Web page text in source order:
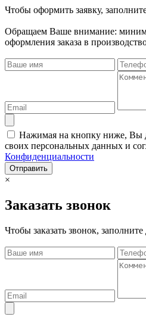
Чтобы оформить заявку,
Обращаем Ваше внимание:
оформления заказа в
Нажимая на кнопку ниже, Вы
своих персональных данных и
Конфиденциальности
Отправить
×
Заказать звонок
Чтобы заказать звонок,